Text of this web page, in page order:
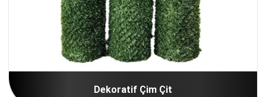
Dekoratif Çim Çit